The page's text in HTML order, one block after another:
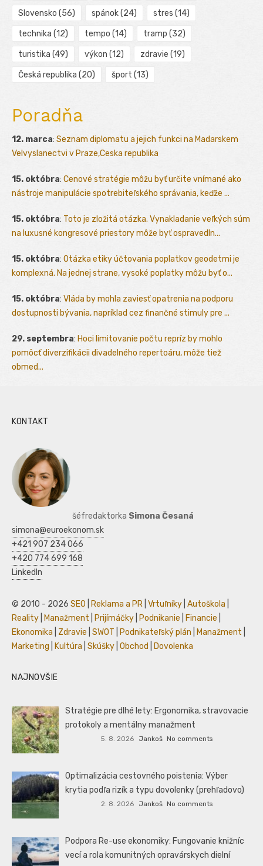
Slovensko (56) spánok(24) stres (14)
technika (12) tempo (14) tramp (32)
turistika (49) výkon (12) zdravie (19)
Česká republika (20) šport (13)
Poradňa
12. marca: Seznam diplomatu a jejich funkci na Madarskem
Velvyslanectvi v Praze,Ceska republika
15. októbra: Cenové stratégie môžu byť určite vnímané ako
nástroje manipulácie spotrebiteľského správania, keďže ...
15. októbra: Toto je zložitá otázka. Vynakladanie veľkých súm
na luxusné kongresové priestory môže byť ospravedln...
15. októbra: Otázka etiky účtovania poplatkov geodetmi je
komplexná. Na jednej strane, vysoké poplatky môžu byť o...
15. októbra: Vláda by mohla zaviesť opatrenia na podporu
dostupnosti bývania, napríklad cez finančné stimuly pre ...
29. septembra: Hoci limitovanie počtu repríz by mohlo
pomôcť diverzifikácii divadelného repertoáru, môže tiež
obmed...
KONTAKT
šéfredaktorka Simona Česaná
simona@euroekonom.sk
+421 907 234 066
+420 774 699 168
LinkedIn
© 2010 - 2026 SEO Reklama a PR Vrtuľníky Autoškola
Reality
Manažment Prijímáčky Podnikanie Financie
Ekonomika
Zdravie SWOT Podnikateľský plán Manažment
Marketing
Kultúra Skúšky Obchod Dovolenka
NAJNOVŠIE
Stratégie pre dlhé lety: Ergonomika, stravovacie
protokoly a mentálny manažment
5. 8. 2026 Jankoš No comments
Optimalizácia cestovného poistenia: Výber
krytia podľa rizík a typu dovolenky (prehľadovo)
2. 8. 2026 Jankoš No comments
Podpora Re-use ekonomiky: Fungovanie knižníc
vecí a rola komunitných opravárskych dielní